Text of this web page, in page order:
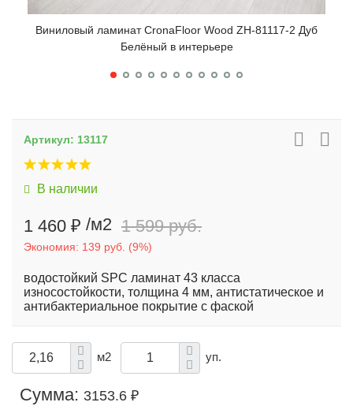
Виниловый ламинат CronaFloor Wood ZH-81117-2 Дуб
Белёный в интерьере
Артикул: 13117
В наличии
1 460 ₽ /м2 1 599 руб.
Экономия: 139 руб. (9%)
водостойкий SPC ламинат 43 класса
износостойкости, толщина 4 мм, антистатическое и
антибактериальное покрытие с фаской
м2 уп.
Сумма: 3153.6 ₽